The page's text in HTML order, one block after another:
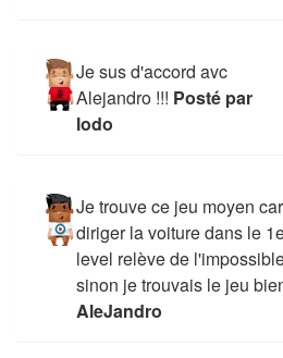
Je sus d'accord avc
Alejandro !!! Posté par
lodo
Je trouve ce jeu moyen car
diriger la voiture dans le
level relève de
sinon je trouvais le jeu
AleJandro